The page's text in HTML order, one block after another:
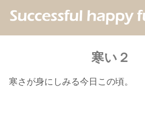
寒い２
寒さが身にしみる今日この頃。